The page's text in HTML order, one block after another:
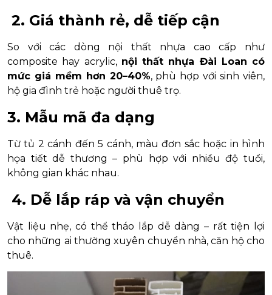
2. Giá thành rẻ, dễ tiếp cận
So với các dòng nội thất nhựa cao cấp như
composite hay acrylic, nội thất nhựa Đài Loan có
mức giá mềm hơn 20–40%, phù hợp với sinh viên,
hộ gia đình trẻ hoặc người thuê trọ.
3. Mẫu mã đa dạng
Từ tủ 2 cánh đến 5 cánh, màu đơn sắc hoặc in hình
họa tiết dễ thương – phù hợp với nhiều độ tuổi,
không gian khác nhau.
4. Dễ lắp ráp và vận chuyển
Vật liệu nhẹ, có thể tháo lắp dễ dàng – rất tiện lợi
cho những ai thường xuyên chuyển nhà, căn hộ cho
thuê.